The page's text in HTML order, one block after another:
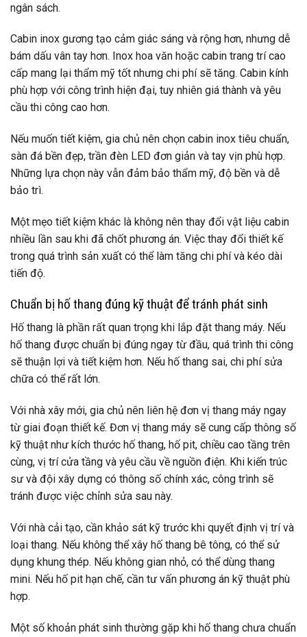
ngân sách.
Cabin inox gương tạo cảm giác sáng và rộng hơn, nhưng dễ
bám dấu vân tay hơn. Inox hoa văn hoặc cabin trang trí cao
cấp mang lại thẩm mỹ tốt nhưng chi phí sẽ tăng. Cabin kính
phù hợp với công trình hiện đại, tuy nhiên giá thành và yêu
cầu thi công cao hơn.
Nếu muốn tiết kiệm, gia chủ nên chọn cabin inox tiêu chuẩn,
sàn đá bền đẹp, trần đèn LED đơn giản và tay vịn phù hợp.
Những lựa chọn này vẫn đảm bảo thẩm mỹ, độ bền và dễ
bảo trì.
Một mẹo tiết kiệm khác là không nên thay đổi vật liệu cabin
nhiều lần sau khi đã chốt phương án. Việc thay đổi thiết kế
trong quá trình sản xuất có thể làm tăng chi phí và kéo dài
tiến độ.
Chuẩn bị hố thang đúng kỹ thuật để tránh phát sinh
Hố thang là phần rất quan trọng khi lắp đặt thang máy. Nếu
hố thang được chuẩn bị đúng ngay từ đầu, quá trình thi công
sẽ thuận lợi và tiết kiệm hơn. Nếu hố thang sai, chi phí sửa
chữa có thể rất lớn.
Với nhà xây mới, gia chủ nên liên hệ đơn vị thang máy ngay
từ giai đoạn thiết kế. Đơn vị thang máy sẽ cung cấp thông số
kỹ thuật như kích thước hố thang, hố pit, chiều cao tầng trên
cùng, vị trí cửa tầng và yêu cầu về nguồn điện. Khi kiến trúc
sư và đội xây dựng có thông số chính xác, công trình sẽ
tránh được việc chỉnh sửa sau này.
Với nhà cải tạo, cần khảo sát kỹ trước khi quyết định vị trí và
loại thang. Nếu không thể xây hố thang bê tông, có thể sử
dụng khung thép. Nếu không gian nhỏ, có thể dùng thang
mini. Nếu hố pit hạn chế, cần tư vấn phương án kỹ thuật phù
hợp.
Một số khoản phát sinh thường gặp khi hố thang chưa chuẩn